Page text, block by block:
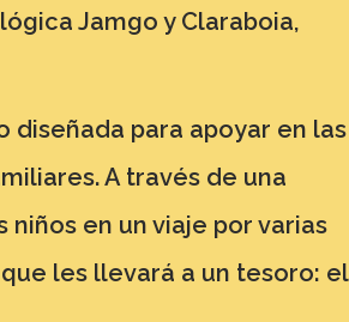
Jamgo y Claraboia,
diseñada para apoyar en las
A través de una
en un viaje por varias
les llevará a un tesoro: el